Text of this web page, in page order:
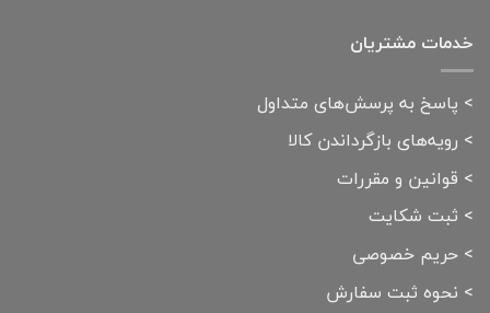
خدمات مشتریان
> پاسخ به پرسش‌های متداول
> رویه‌های بازگرداندن کالا
> قوانین و مقررات
> ثبت شکایت
> حریم خصوصی
> نحوه ثبت سفارش